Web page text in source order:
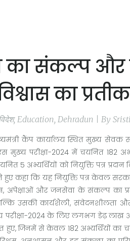
का संकल्प और
का
विदेश, Education, Dehradun | By Sristi
कैंप कार्यालय स्थित मुख्य
मुख्य परीक्षा-2024 में चयनित 182
5 अभ्यर्थियों को नियुक्ति पत्र
कहा कि यह नियुक्ति पत्र केवल
अपेक्षाओं और जनसेवा के संकल्प का
उसकी कार्यशैली, संवेदनशीलता
परीक्षा-2024 के लिए लगभग डेढ़ लाख
हुए, जिनमें से केवल 182 अभ्यर्थियों